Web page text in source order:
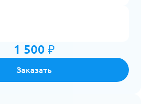
1 500 ₽
Заказать